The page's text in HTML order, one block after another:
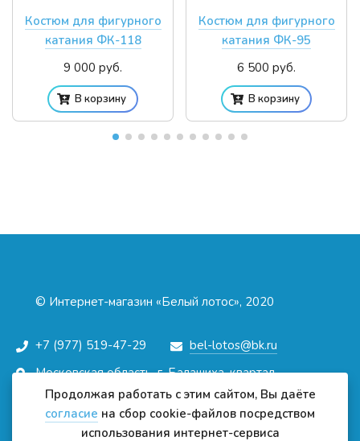
Костюм для фигурного
катания ФК-118
9 000 руб.
В корзину
Костюм для фигурного
катания ФК-95
6 500 руб.
В корзину
© Интернет-магазин «Белый лотос», 2020
+7 (977) 519-47-29
bel-lotos@bk.ru
Московская область, г. Балашиха, квартал
Изумрудный, д.1 (метро Щелковская)
Схема проезда
Продолжая работать с этим сайтом, Вы даёте
согласие на сбор cookie-файлов посредством
использования интернет-сервиса